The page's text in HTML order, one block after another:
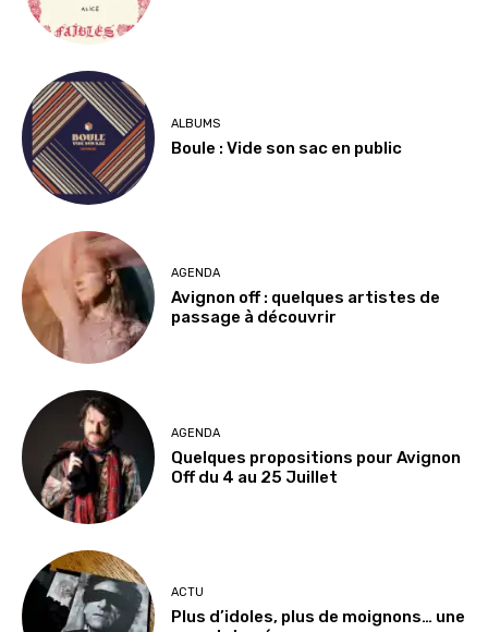
ALBUMS
Boule : Vide son sac en public
AGENDA
Avignon off : quelques artistes de
passage à découvrir
AGENDA
Quelques propositions pour Avignon
Off du 4 au 25 Juillet
ACTU
Plus d’idoles, plus de moignons… une